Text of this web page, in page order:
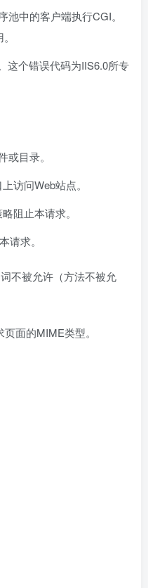
池中的客户端执行CGI。
这个错误代码为IIS6.0所专
目录。
访问Web站点。
阻止本请求。
请求。
不被允许（方法不被允
面的MIME类型。